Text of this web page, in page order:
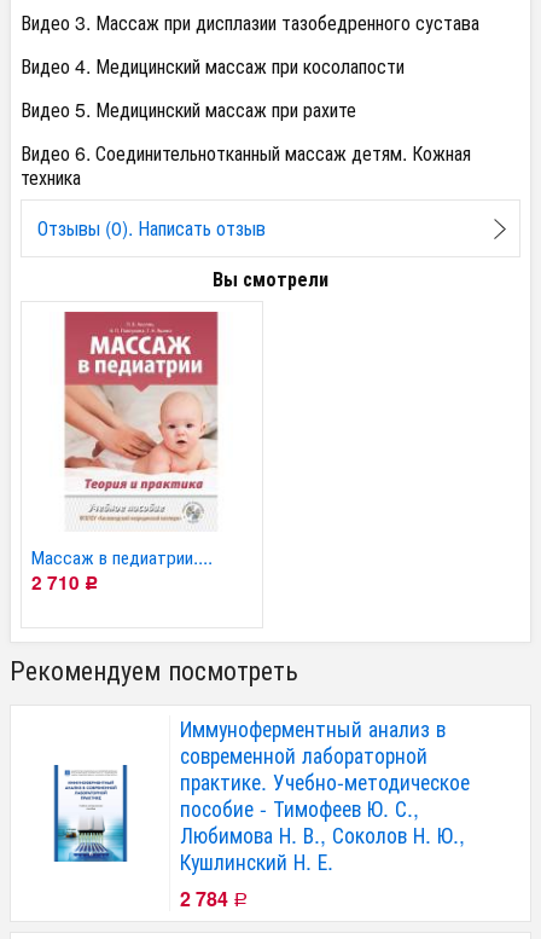
Видео 3. Массаж при дисплазии тазобедренного сустава
Видео 4. Медицинский массаж при косолапости
Видео 5. Медицинский массаж при рахите
Видео 6. Соединительнотканный массаж детям. Кожная
техника
Отзывы (0). Написать отзыв
Вы смотрели
Массаж в педиатрии....
2 710 Р
Рекомендуем посмотреть
Иммуноферментный анализ в
современной лабораторной
практике. Учебно-методическое
пособие - Тимофеев Ю. С.,
Любимова Н. В., Соколов Н. Ю.,
Кушлинский Н. Е.
2 784 Р